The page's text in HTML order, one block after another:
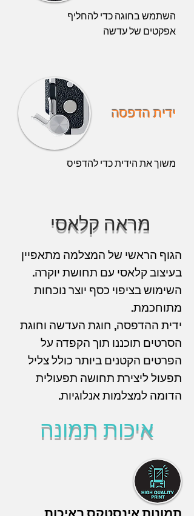
השתמש בחוגה כדי להחליף
אפקטים של עדשה
ידית הדפסה
משוך את הידית כדי להדפיס
מראה קלאסי
הגוף הראשי של המצלמה מתאפיין
בעיצוב קלאסי עם תחושת יוקרה.
השימוש בציפוי כסף יוצר נוכחות
מתוחכמת.
ידית ההדפסה, חוגת העדשה וחוגת
הסרטים תוכננו תוך הקפדה על
הפרטים הקטנים ביותר כולל צליל
תפעול ליצירת תחושה תפעולית
הדומה למצלמות אנלוגיות.
איכות תמונה